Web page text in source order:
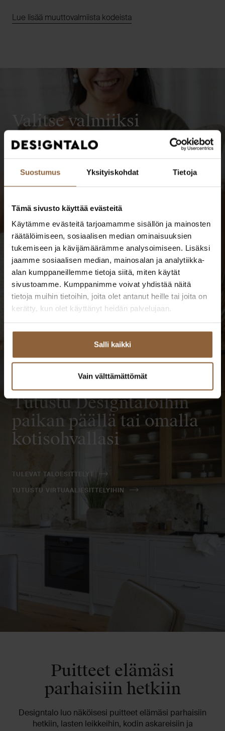
Suostumus Yksityiskohdat Tietoja
Tämä sivusto käyttää evästeitä
Käytämme evästeitä tarjoamamme sisällön ja mainosten
räätälöimiseen, sosiaalisen median ominaisuuksien
tukemiseen ja kävijämäärämme analysoimiseen. Lisäksi
jaamme sosiaalisen median, mainosalan ja analytiikka-
alan kumppaneillemme tietoja siitä, miten käytät
sivustoamme. Kumppanimme voivat yhdistää näitä
tietoja muihin tietoihin, joita olet antanut heille tai joita on
kerätty, kun olet käyttänyt heidän palvelujaan.
Salli kaikki
Vain välttämättömät
Lue lisää muuttovalmiista kodeista
Valitse valmiiksi
suunniteltu, edullinen
Saat Designtalon
korkeaa laatua totuttua
edullisemmin.
LUE LISÄÄ
Tutustu Designtaloihin
paikan päällä tai omalla
kotisohvallasi
TULEVAT TALOESITTELYT
TUTUSTU VIRTUAALIESITTELYIHIN
Puitteet elämäsi
parhaisiin hetkiin
Designtalo luo näköisesi puitteet elämäsi parhaisiin
hetkiin, lasten leikkeihin, kodin askareisiin ja